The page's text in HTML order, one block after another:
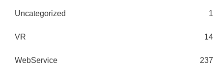
Uncategorized 1
VR 14
WebService 237